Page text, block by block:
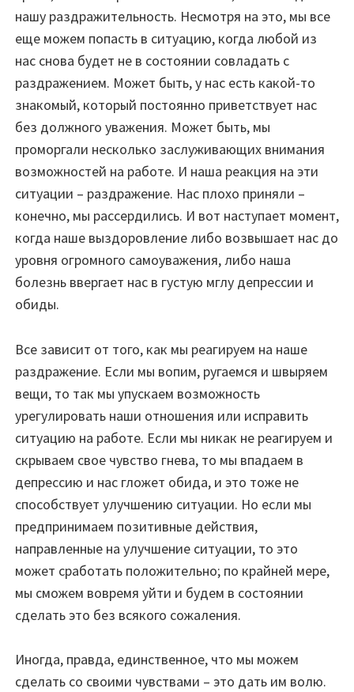
нашу раздражительность. Несмотря на это, мы все
еще можем попасть в ситуацию, когда любой из
нас снова будет не в состоянии совладать с
раздражением. Может быть, у нас есть какой-то
знакомый, который постоянно приветствует нас
без должного уважения. Может быть, мы
проморгали несколько заслуживающих внимания
возможностей на работе. И наша реакция на эти
ситуации – раздражение. Нас плохо приняли –
конечно, мы рассердились. И вот наступает момент,
когда наше выздоровление либо возвышает нас до
уровня огромного самоуважения, либо наша
болезнь ввергает нас в густую мглу депрессии и
обиды.
Все зависит от того, как мы реагируем на наше
раздражение. Если мы вопим, ругаемся и швыряем
вещи, то так мы упускаем возможность
урегулировать наши отношения или исправить
ситуацию на работе. Если мы никак не реагируем и
скрываем свое чувство гнева, то мы впадаем в
депрессию и нас гложет обида, и это тоже не
способствует улучшению ситуации. Но если мы
предпринимаем позитивные действия,
направленные на улучшение ситуации, то это
может сработать положительно; по крайней мере,
мы сможем вовремя уйти и будем в состоянии
сделать это без всякого сожаления.
Иногда, правда, единственное, что мы можем
сделать со своими чувствами – это дать им волю.